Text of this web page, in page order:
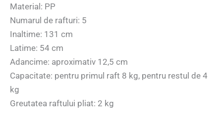
Material: PP
Numarul de rafturi: 5
Inaltime: 131 cm
Latime: 54 cm
Adancime: aproximativ 12,5 cm
Capacitate: pentru primul raft 8 kg, pentru restul de 4
kg
Greutatea raftului pliat: 2 kg